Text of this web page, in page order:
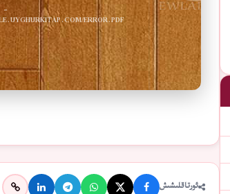
-
ERROR.PDF
ئورتاقلىشىش